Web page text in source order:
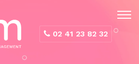
02 41 23 82 32